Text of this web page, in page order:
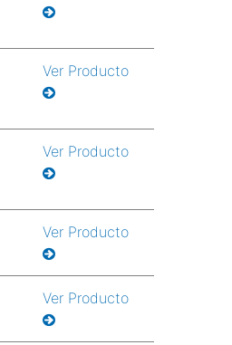
Ver Producto
Ver Producto
Ver Producto
Ver Producto